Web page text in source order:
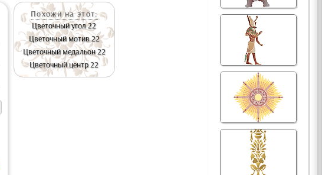
Похожи на этот:
Цветочный угол 22
Цветочный мотив 22
Цветочный медальон 22
Цветочный центр 22